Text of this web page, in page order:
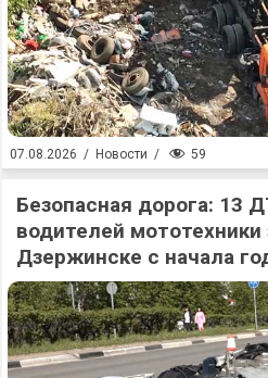
07.08.2026 / Новости / 59
Безопасная дорога: 13
водителей мототехники
Дзержинске с начала